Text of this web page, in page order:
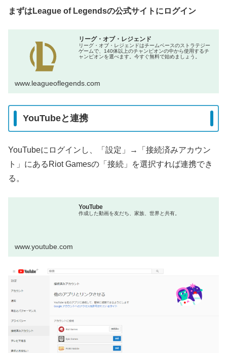
まずはLeague of Legendsの公式サイトにログイン
リーグ・オブ・レジェンド
リーグ・オブ・レジェンドはチームベースのストラテジー
ゲームで、140体以上のチャンピオンの中から使用するチ
ャンピオンを選べます。今すぐ無料で始めましょう。
www.leagueoflegends.com
YouTubeと連携
YouTubeにログインし、「設定」→「接続済みアカウン
ト」にあるRiot Gamesの「接続」を選択すれば連携でき
る。
YouTube
作成した動画を友だち、家族、世界と共有。
www.youtube.com